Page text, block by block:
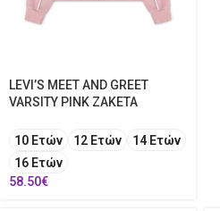
LEVI’S MEET AND GREET
VARSITY PINK ΖΑΚΕΤΑ
10 Ετών 12 Ετών
14 Ετών
16 Ετών
58.50€